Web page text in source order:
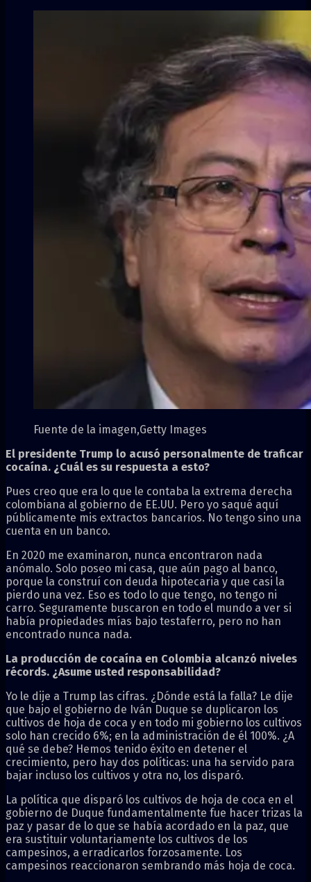
Fuente de la imagen,Getty Images
El presidente Trump lo acusó personalmente de traficar
cocaína. ¿Cuál es su respuesta a esto?
Pues creo que era lo que le contaba la extrema derecha
colombiana al gobierno de EE.UU. Pero yo saqué aquí
públicamente mis extractos bancarios. No tengo sino una
cuenta en un banco.
En 2020 me examinaron, nunca encontraron nada
anómalo. Solo poseo mi casa, que aún pago al banco,
porque la construí con deuda hipotecaria y que casi la
pierdo una vez. Eso es todo lo que tengo, no tengo ni
carro. Seguramente buscaron en todo el mundo a ver si
había propiedades mías bajo testaferro, pero no han
encontrado nunca nada.
La producción de cocaína en Colombia alcanzó niveles
récords. ¿Asume usted responsabilidad?
Yo le dije a Trump las cifras. ¿Dónde está la falla? Le dije
que bajo el gobierno de Iván Duque se duplicaron los
cultivos de hoja de coca y en todo mi gobierno los cultivos
solo han crecido 6%; en la administración de él 100%. ¿A
qué se debe? Hemos tenido éxito en detener el
crecimiento, pero hay dos políticas: una ha servido para
bajar incluso los cultivos y otra no, los disparó.
La política que disparó los cultivos de hoja de coca en el
gobierno de Duque fundamentalmente fue hacer trizas la
paz y pasar de lo que se había acordado en la paz, que
era sustituir voluntariamente los cultivos de los
campesinos, a erradicarlos forzosamente. Los
campesinos reaccionaron sembrando más hoja de coca.